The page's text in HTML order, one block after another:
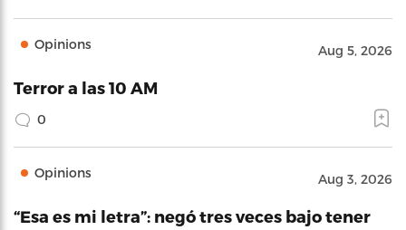
Opinions Aug 5, 2026
Terror a las 10 AM
0
Opinions Aug 3, 2026
“Esa es mi letra”: negó tres veces bajo tener